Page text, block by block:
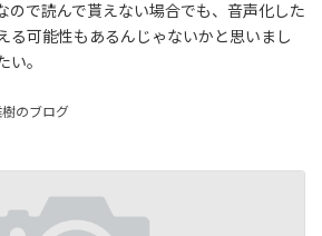
ので読んで貰えない場合でも、音声化した
る可能性もあるんじゃないかと思いまし
。
樹のブログ